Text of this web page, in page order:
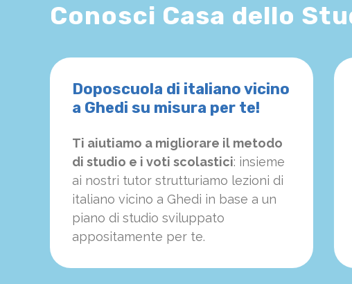
Conosci Casa dello
Doposcuola di italiano vicino
a Ghedi su misura per te!
Ti aiutiamo a migliorare il metodo
di studio e i voti scolastici: insieme
ai nostri tutor strutturiamo lezioni di
italiano vicino a Ghedi in base a un
piano di studio sviluppato
appositamente per te.